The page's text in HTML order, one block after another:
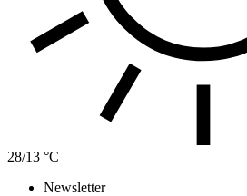
28/13 °C
Newsletter